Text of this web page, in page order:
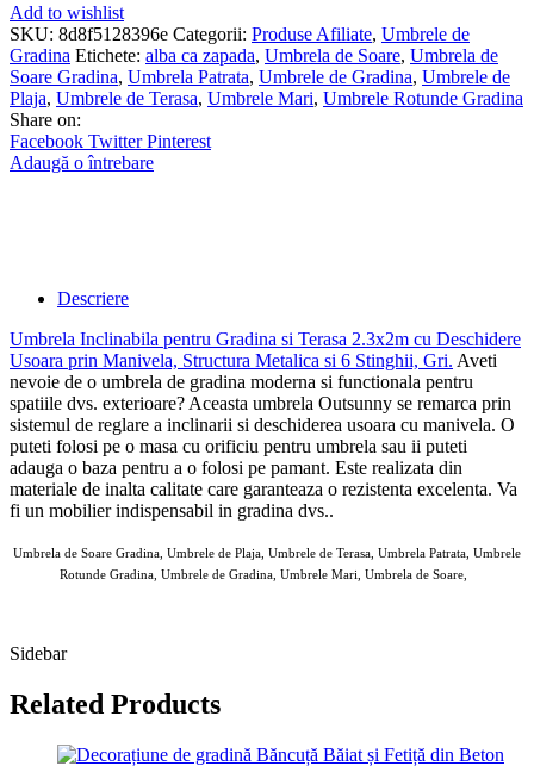
Add to wishlist
SKU: 8d8f5128396e Categorii: Produse Afiliate, Umbrele de
Gradina Etichete: alba ca zapada, Umbrela de Soare, Umbrela de
Soare Gradina, Umbrela Patrata, Umbrele de Gradina, Umbrele de
Plaja, Umbrele de Terasa, Umbrele Mari, Umbrele Rotunde Gradina
Share on:
Facebook Twitter Pinterest
Adaugă o întrebare
Descriere
Umbrela Inclinabila pentru Gradina si Terasa 2.3x2m cu Deschidere
Usoara prin Manivela, Structura Metalica si 6 Stinghii, Gri. Aveti
nevoie de o umbrela de gradina moderna si functionala pentru
spatiile dvs. exterioare? Aceasta umbrela Outsunny se remarca prin
sistemul de reglare a inclinarii si deschiderea usoara cu manivela. O
puteti folosi pe o masa cu orificiu pentru umbrela sau ii puteti
adauga o baza pentru a o folosi pe pamant. Este realizata din
materiale de inalta calitate care garanteaza o rezistenta excelenta. Va
fi un mobilier indispensabil in gradina dvs..
Umbrela de Soare Gradina, Umbrele de Plaja, Umbrele de Terasa, Umbrela Patrata, Umbrele
Rotunde Gradina, Umbrele de Gradina, Umbrele Mari, Umbrela de Soare,
Sidebar
Related Products